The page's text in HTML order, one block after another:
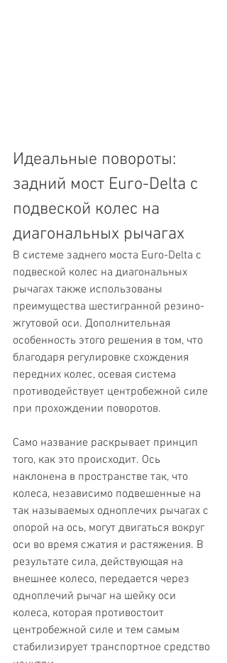
Идеальные повороты:
задний мост Euro-Delta с
подвеской колес на
диагональных рычагах
В системе заднего моста Euro-Delta с
подвеской колес на диагональных
рычагах также использованы
преимущества шестигранной резино-
жгутовой оси. Дополнительная
особенность этого решения в том, что
благодаря регулировке схождения
передних колес, осевая система
противодействует центробежной силе
при прохождении поворотов.
Само название раскрывает принцип
того, как это происходит. Ось
наклонена в пространстве так, что
колеса, независимо подвешенные на
так называемых одноплечих рычагах с
опорой на ось, могут двигаться вокруг
оси во время сжатия и растяжения. В
результате сила, действующая на
внешнее колесо, передается через
одноплечий рычаг на шейку оси
колеса, которая противостоит
центробежной силе и тем самым
стабилизирует транспортное средство